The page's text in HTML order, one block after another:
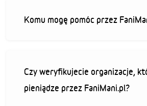
Komu mogę pomóc przez
Czy weryfikujecie organizacje,
pieniądze przez FaniMani.pl?